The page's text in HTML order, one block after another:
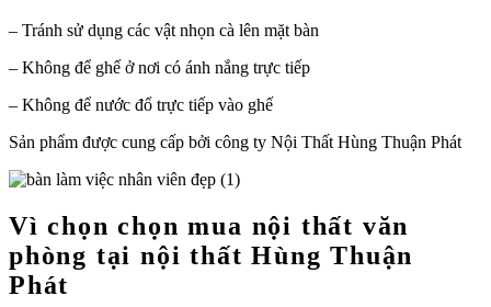
– Tránh sử dụng các vật nhọn cà lên mặt bàn
– Không để ghế ở nơi có ánh nắng trực tiếp
– Không để nước đổ trực tiếp vào ghế
Sản phẩm được cung cấp bởi công ty Nội Thất Hùng Thuận Phát
Vì chọn chọn mua nội thất văn
phòng tại nội thất Hùng Thuận
Phát